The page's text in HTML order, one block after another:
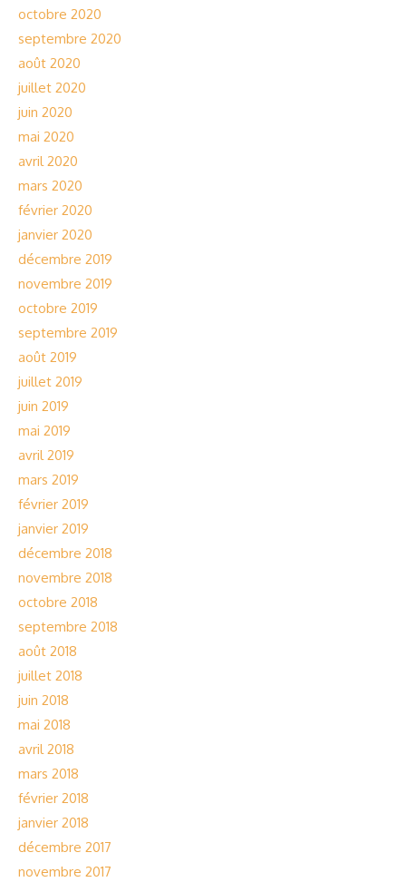
octobre 2020
septembre 2020
août 2020
juillet 2020
juin 2020
mai 2020
avril 2020
mars 2020
février 2020
janvier 2020
décembre 2019
novembre 2019
octobre 2019
septembre 2019
août 2019
juillet 2019
juin 2019
mai 2019
avril 2019
mars 2019
février 2019
janvier 2019
décembre 2018
novembre 2018
octobre 2018
septembre 2018
août 2018
juillet 2018
juin 2018
mai 2018
avril 2018
mars 2018
février 2018
janvier 2018
décembre 2017
novembre 2017